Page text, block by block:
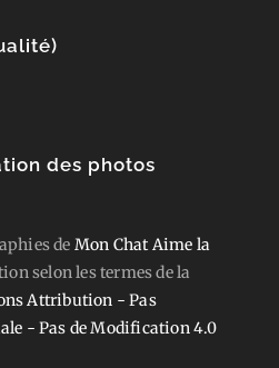
des photos
de Mon Chat Aime la
selon les termes de la
Attribution - Pas
- Pas de Modification 4.0